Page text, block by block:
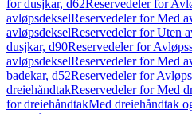
for dusjkar, d62Reservedeler for
avløpsdekselReservedeler for Med
avløpsdekselReservedeler for Uten
dusjkar, d90Reservedeler for
avløpsdekselReservedeler for Med
badekar, d52Reservedeler for
dreiehåndtakReservedeler for Med
for dreiehåndtakMed dreiehåndtak